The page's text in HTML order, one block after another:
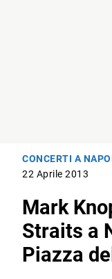
CONCERTI A
22 Aprile 2013
Mark
Straits a
Piazza